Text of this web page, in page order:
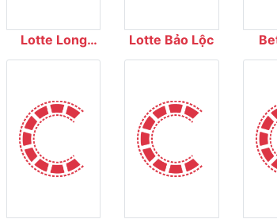
Lotte Long
Biên
Lotte Bảo Lộc